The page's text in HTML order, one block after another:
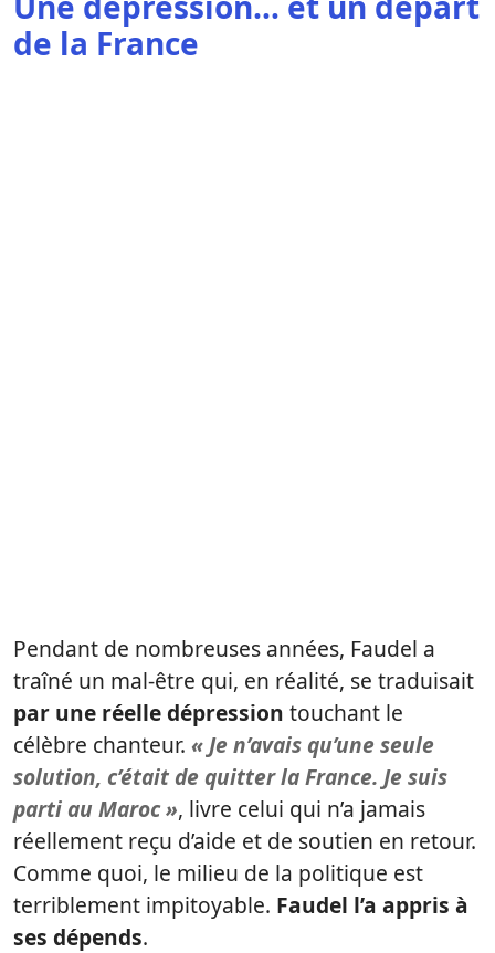
de la France
Pendant de nombreuses années, Faudel a
traîné un mal-être qui, en réalité, se traduisait
par une réelle dépression touchant le
célèbre chanteur. « Je n’avais qu’une seule
solution, c’était de quitter la France. Je suis
parti au Maroc », livre celui qui n’a jamais
réellement reçu d’aide et de soutien en retour.
Comme quoi, le milieu de la politique est
terriblement impitoyable. Faudel l’a appris à
ses dépends.